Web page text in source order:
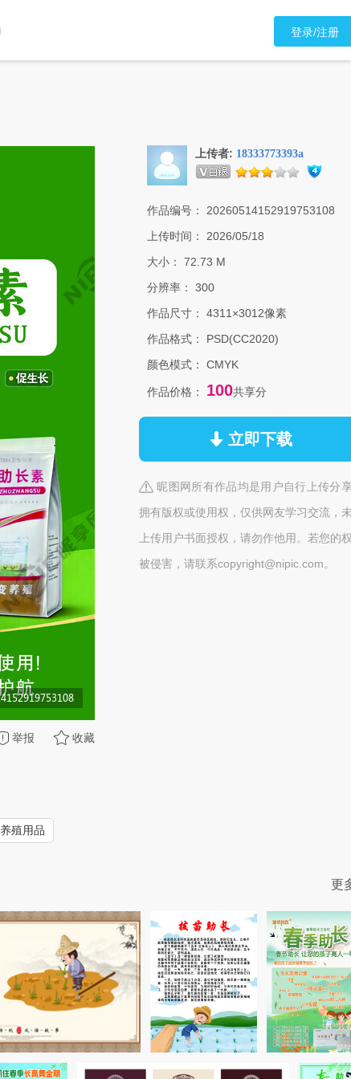
登录/注册
举报 收藏
上传者: 18333773393a
作品编号：
20260514152919753108
上传时间：
2026/05/18
大小：
72.73 M
分辨率：
300
作品尺寸：
4311×3012像素
作品格式：
PSD(CC2020)
颜色模式：
CMYK
作品价格： 100共享分
立即下载
昵图网所有作品均是用户自行上传分
拥有版权或使用权，仅供网友学习交流，
上传用户书面授权，请勿作他用。若您的
被侵害，请联系copyright@nipic.com。
养殖用品
更